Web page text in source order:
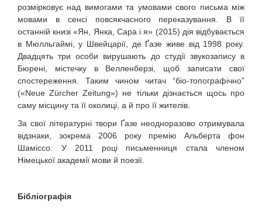
розмірковує над вимогами та умовами свого письма між
мовами в сенсі повсякчасного переказування. В її
останній книзі «Ян, Янка, Сара і я» (2015) дія відбувається
в Мюлльгаймі, у Швейцарії, де Ґазе живе від 1998 року.
Двадцять три особи вирушають до студії звукозапису в
Бюрені, містечку в Велленберзі, щоб записати свої
спостереження. Таким чином читач “біо-топографічно”
(«Neue Zürcher Zeitung») не тільки дізнається щось про
саму місцину та її околиці, а й про її жителів.
За свої літературні твори Ґазе неодноразово отримувала
відзнаки, зокрема 2006 року премію Альберта фон
Шаміссо. У 2011 році письменниця стала членом
Німецької академії мови й поезії.
Бібліографія